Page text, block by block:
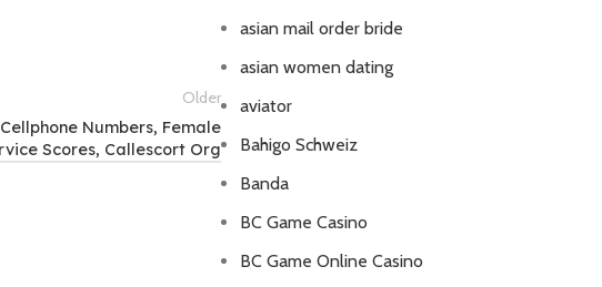
Older
Numbers, Female
Scores, Callescort Org
asian mail order bride
asian women dating
aviator
Bahigo Schweiz
Banda
BC Game Casino
BC Game Online Casino